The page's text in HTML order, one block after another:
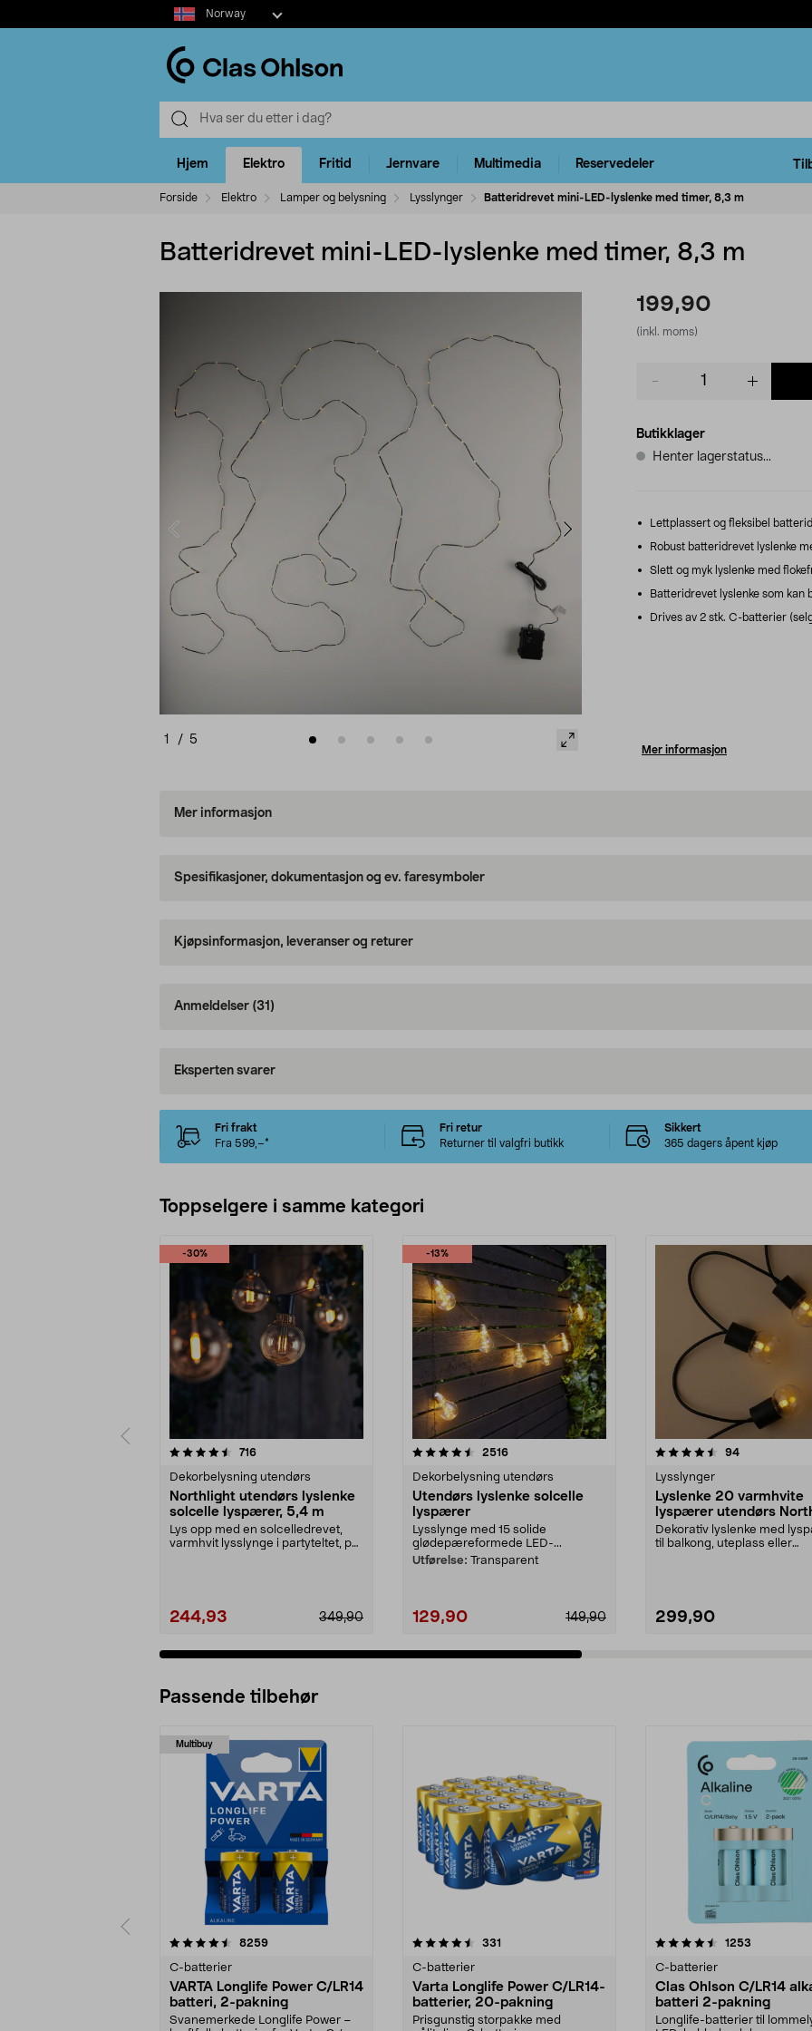
Select
market
Norway
Hjem Elektro Fritid Jernvare Multimedia Reservedeler
Forside Elektro Lamper og belysning Lysslynger Batteridrevet mini-LED-lyslenke med timer, 8,3 m
Batteridrevet mini-LED-lyslenke med timer, 8,3 m
1 / 5
199,90
(inkl. moms)
Butikklager
Henter lagerstatus...
Lettplassert og fleksibel
Robust batteridrevet lyslenke
Slett og myk lyslenke med
Batteridrevet lyslenke som kan
Drives av 2 stk. C-batterier
Mer informasjon
Mer informasjon
Spesifikasjoner, dokumentasjon og ev. faresymboler
Kjøpsinformasjon, leveranser og returer
Anmeldelser (31)
Eksperten svarer
Fri frakt
Fra 599,–*
Fri retur
Returner til valgfri butikk
Sikkert
365 dagers åpent kjøp
Toppselgere i samme kategori
-30%
716anmeldelser
Dekorbelysning utendørs
Northlight utendørs lyslenke
solcelle lyspærer, 5,4 m
Lys opp med en solcelledrevet,
varmhvit lysslynge i partyteltet, på
244,93 349,90
-13%
4.5 av 5 stjerner 2516anmeldelser
Dekorbelysning utendørs
Utendørs lyslenke solcelle
lyspærer
Lysslynge med 15 solide
glødepæreformede LED-...
Utførelse: Transparent
129,90 149,90
4.5 av 5 stjerner 94anmeldelser
Lysslynger
Lyslenke 20 varmhvite
lyspærer utendørs
Dekorativ lyslenke med
til balkong, uteplass eller
299,90
4.5 av 5 stjerner
Passende tilbehør
Multibuy
8259anmeldelser
C-batterier
VARTA Longlife Power C/LR14
batteri, 2-pakning
Svanemerkede Longlife Power –
4.5av 5 stjerner 331
C-batterier
Varta Longlife Power C/LR14-
batterier, 20-pakning
Prisgunstig storpakke med
4.5av 5 stjerner 1253
C-batterier
Clas Ohlson C/LR14
batteri 2-pakning
Longlife-batterier til
4.5av 5 stjerner